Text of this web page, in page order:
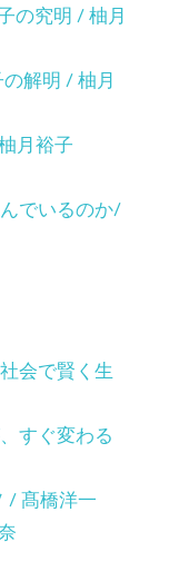
の究明 / 柚月
解明 / 柚月
月裕子
でいるのか/
会で賢く生
すぐ変わる
/ 髙橋洋一